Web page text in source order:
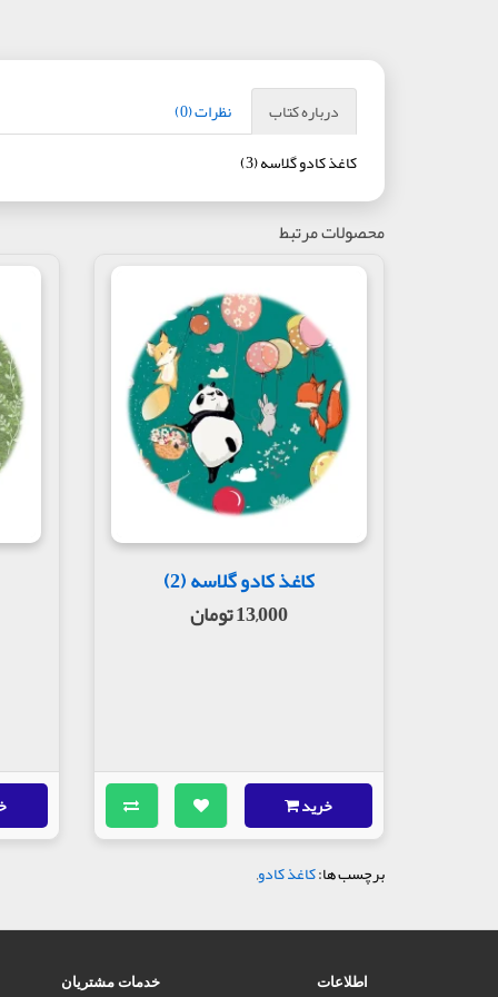
درباره کتاب
نظرات (0)
کاغذ کادو گلاسه (3)
محصولات مرتبط
کاغذ کادو گلاسه (2)
13,000 تومان
خرید
برچسب ها:کاغذ کادو,
اطلاعات خدمات مشتریان